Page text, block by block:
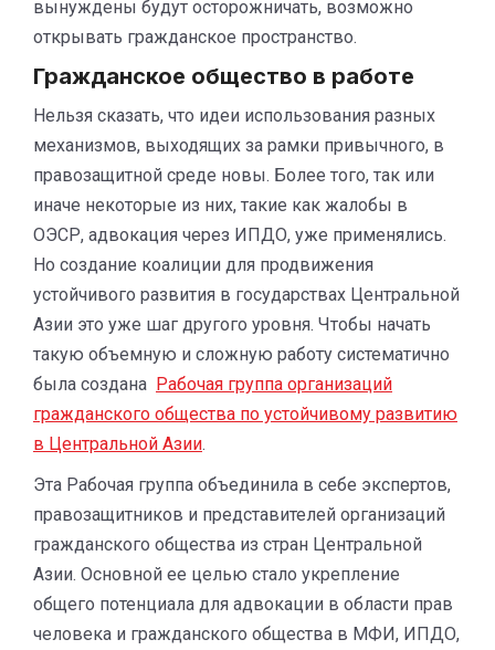
вынуждены будут осторожничать, возможно
открывать гражданское пространство.
Гражданское общество в работе
Нельзя сказать, что идеи использования разных
механизмов, выходящих за рамки привычного, в
правозащитной среде новы. Более того, так или
иначе некоторые из них, такие как жалобы в
ОЭСР, адвокация через ИПДО, уже применялись.
Но создание коалиции для продвижения
устойчивого развития в государствах Центральной
Азии это уже шаг другого уровня. Чтобы начать
такую объемную и сложную работу систематично
была создана Рабочая группа организаций
гражданского общества по устойчивому развитию
в Центральной Азии.
Эта Рабочая группа объединила в себе экспертов,
правозащитников и представителей организаций
гражданского общества из стран Центральной
Азии. Основной ее целью стало укрепление
общего потенциала для адвокации в области прав
человека и гражданского общества в МФИ, ИПДО,